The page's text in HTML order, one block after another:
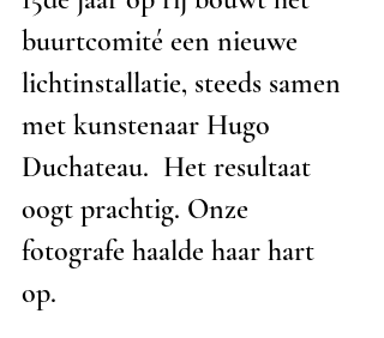
buurtcomité een nieuwe
lichtinstallatie, steeds samen
met kunstenaar Hugo
Duchateau.  Het resultaat
oogt prachtig. Onze
fotografe haalde haar hart
op.